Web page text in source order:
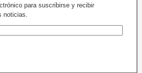
para suscribirse y recibir
noticias.